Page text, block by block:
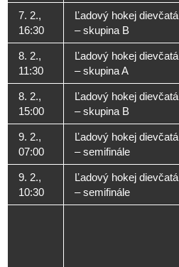
7. 2.,
16:30
Ľadový hokej dievčatá
– skupina B
8. 2.,
11:30
Ľadový hokej dievčatá
– skupina A
8. 2.,
15:00
Ľadový hokej dievčatá
– skupina B
9. 2.,
07:00
Ľadový hokej dievčatá
– semifinále
9. 2.,
10:30
Ľadový hokej dievčatá
– semifinále